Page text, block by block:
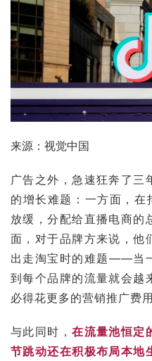
来源：视觉中国
广告之外，急速狂奔了三
的增长难题：一方面，
放缓，分配给直播电商的
面，对于品牌方来说，他
出走淘宝时的难题——当
到每个品牌的流量就会越
必得花更多的营销推广费
与此同时，在流量池恒定
节跳动还在积极布局本地